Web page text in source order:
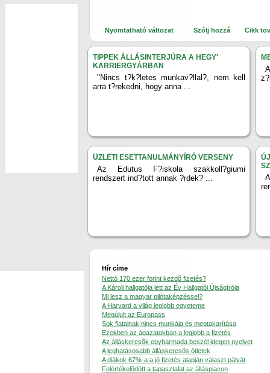
Nyomtatható változat Szólj hozzá Cikk
TIPPEK ÁLLÁSINTERJÚRA A HEGY'
KARRIERGYÁRBAN
"Nincs t?k?letes munkav?llal?, nem kell
arra t?rekedni, hogy anna ...
ÜZLETI ESETTANULMÁNYÍRÓ VERSENY
Az Edutus F?iskola szakkoll?giumi
rendszert ind?tott annak ?rdek? ...
Hír címe
Nettó 170 ezer forint kezdõ fizetés?
A Károli hallgatója lett az Év Hallgatói Újságírója
Mi lesz a magyar pilótaképzéssel?
A Harvard a világ legjobb egyeteme
Megújult az Europass
Sok fiatalnak nincs munkája és megtakarítása
Ezekben az ágazatokban a legjobb a fizetés
Az álláskeresõk egyharmada beszél idegen nyelvet
A leghatásosabb álláskeresõs ötletek
A diákok 67%-a a jó fizetés alapján választ pályát
Felértékelõdött a tapasztalat az álláspiacon